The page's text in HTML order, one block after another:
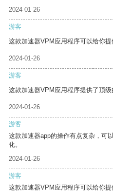
2024-01-26
游客
这款加速器VPM应用程序可以给你提
2024-01-26
游客
这款加速器VPM应用程序提供了顶级
2024-01-26
游客
这款加速器app的操作有点复杂，可
化。
2024-01-26
游客
这款加速器VPM应用程序可以给你